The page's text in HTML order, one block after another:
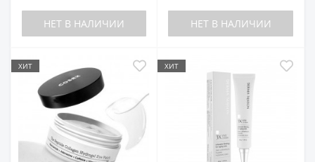
НЕТ В НАЛИЧИИ НЕТ В НАЛИЧИИ
ХИТ ХИТ